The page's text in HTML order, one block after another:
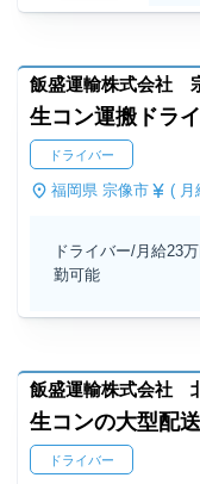
飯盛運輸株式会社
生コン運搬ドラ
ドライバー
福岡県 宗像市 ( 月
ドライバー/月給23
勤可能
飯盛運輸株式会社
生コンの大型配
ドライバー